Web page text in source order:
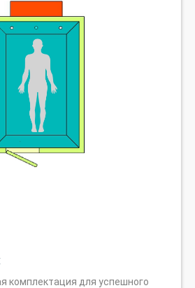
комплектация для успешного